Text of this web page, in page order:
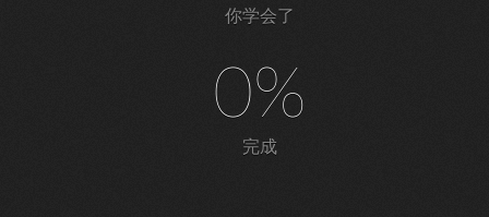
你学会了
0%
完成